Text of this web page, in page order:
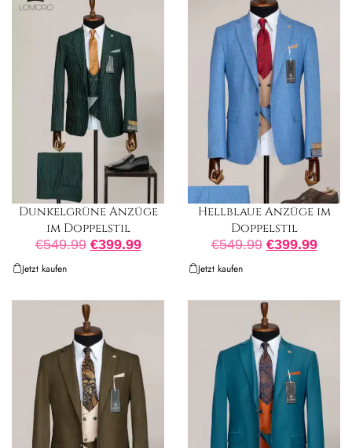
Dunkelgrüne Anzüge
im Doppelstil
€549.99 €399.99
Jetzt kaufen
Hellblaue Anzüge im
Doppelstil
€549.99 €399.99
Jetzt kaufen